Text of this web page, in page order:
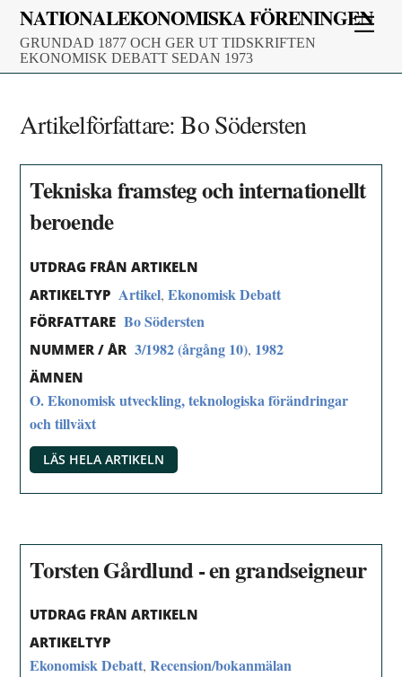
Skip
content
NATIONALEKONOMISKA FÖRENINGEN
GRUNDAD 1877 OCH GER UT TIDSKRIFTEN
EKONOMISK DEBATT SEDAN 1973
Artikelförfattare:Bo Södersten
Tekniska framsteg och internationellt
beroende
UTDRAG FRÅN ARTIKELN
ARTIKELTYP Artikel,Ekonomisk Debatt
FÖRFATTARE Bo Södersten
NUMMER / ÅR 3/1982 (årgång 10), 1982
ÄMNEN
O. Ekonomisk utveckling, teknologiska förändringar
och tillväxt
LÄS HELA ARTIKELN
Torsten Gårdlund - en grandseigneur
UTDRAG FRÅN ARTIKELN
ARTIKELTYP
Ekonomisk Debatt,Recension/bokanmälan